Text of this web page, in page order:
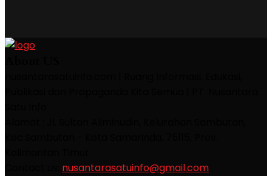
nusantarasatuinfo@gmail.com